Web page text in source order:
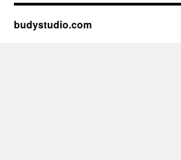
budystudio.com